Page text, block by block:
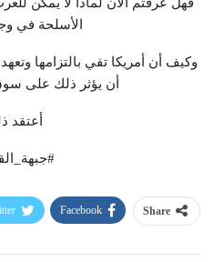
الأسلحة في
وكيف أن أمريكا تفي بالتزامها
أن يؤثر ذلك على
أعتقد
Share
Facebook